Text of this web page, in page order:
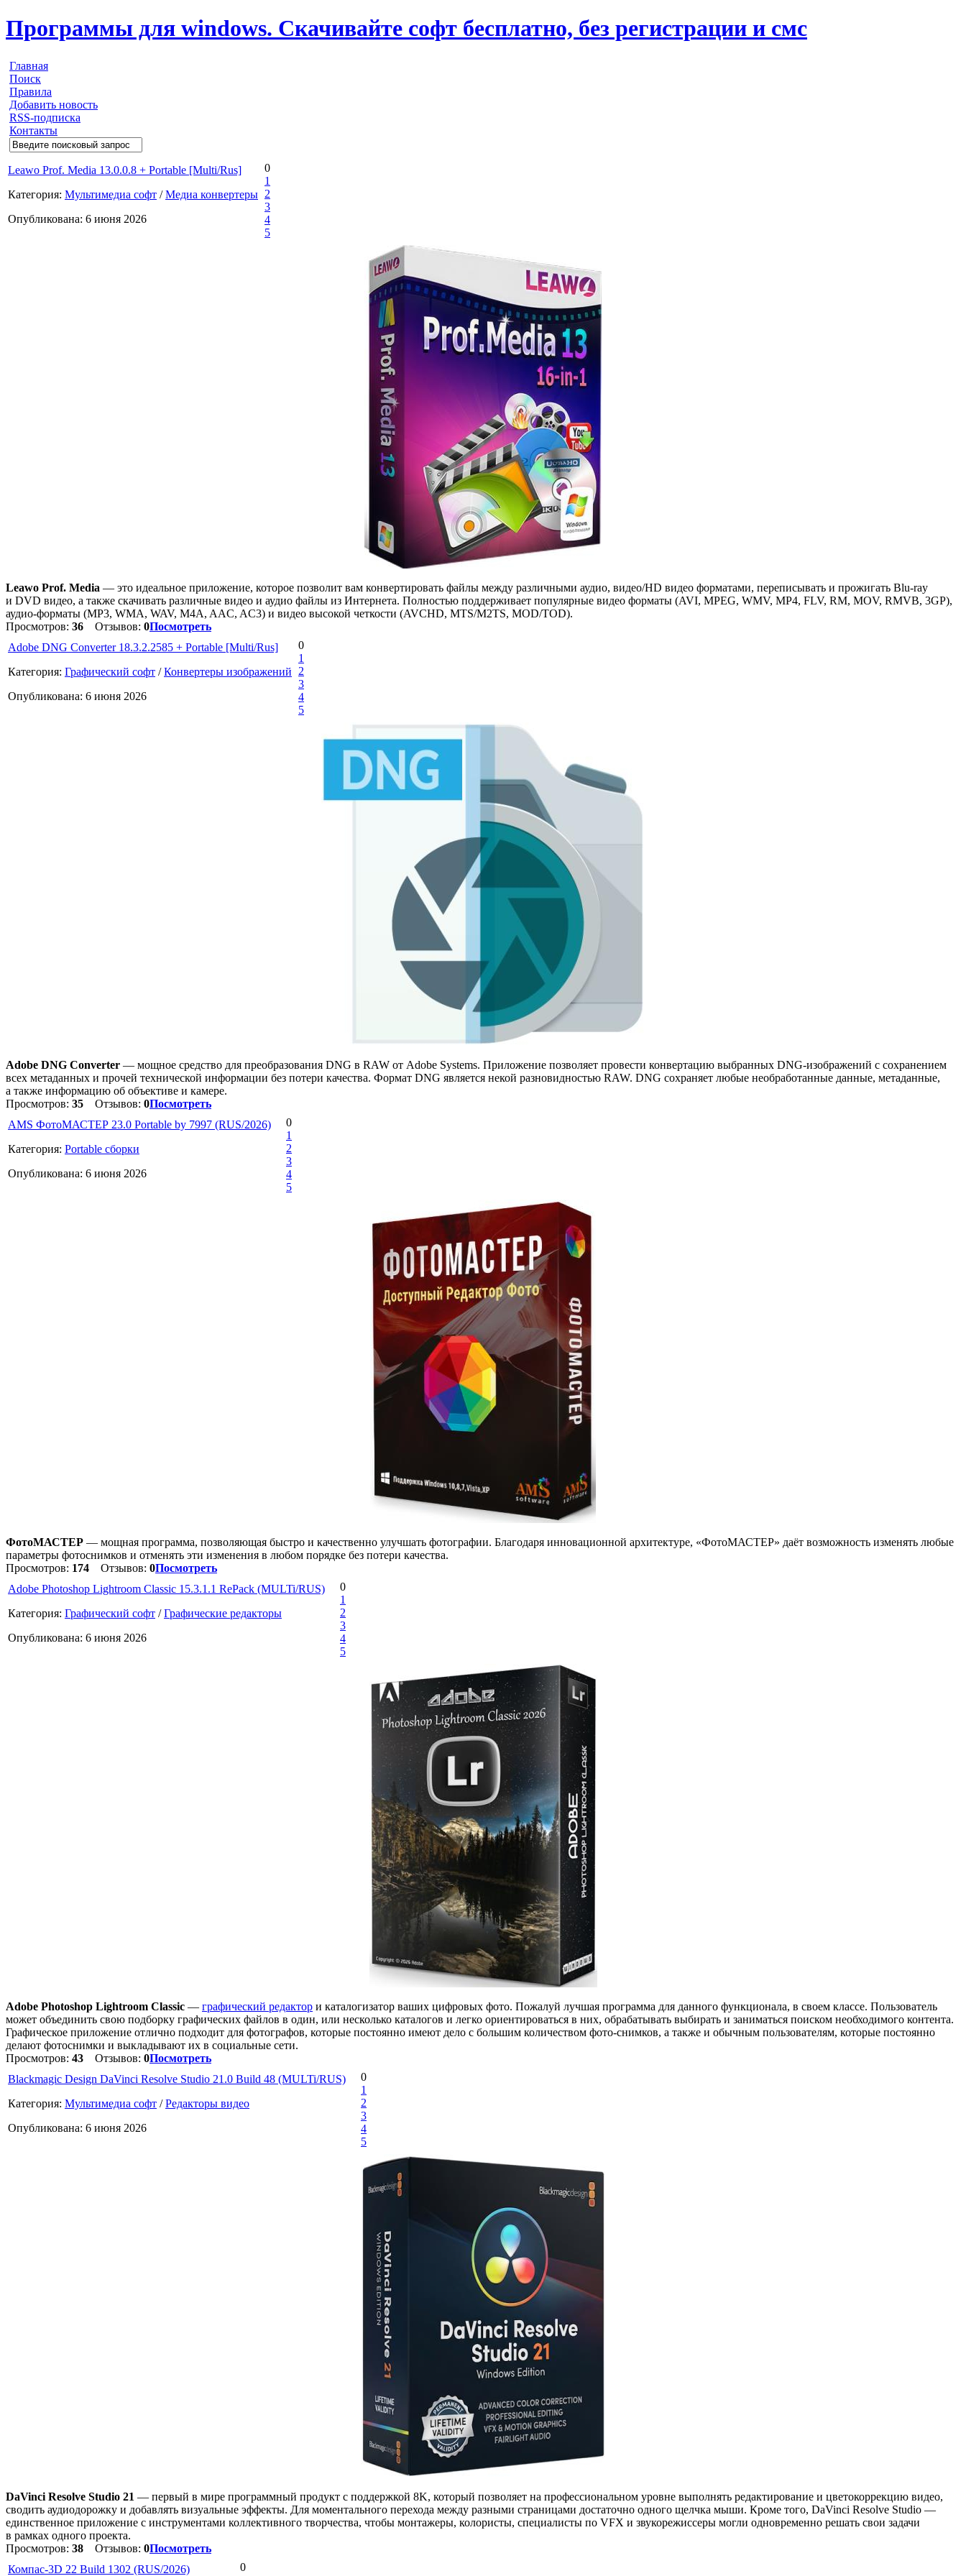
Программы для windows. Скачивайте софт бесплатно, без регистрации и смс
Главная
Поиск
Правила
Добавить новость
RSS-подписка
Контакты
Leawo Prof. Media 13.0.0.8 + Portable [Multi/Rus]
Категория: Мультимедиа софт /Медиа конвертеры
Опубликована: 6 июня 2026
0
1
2
3
4
5
Leawo Prof. Media — это идеальное приложение, которое позволит вам конвертировать файлы между различными аудио, видео/HD видео форматами, переписывать и прожигать Blu-ray
и DVD видео, а также скачивать различные видео и аудио файлы из Интернета. Полностью поддерживает популярные видео форматы (AVI, MPEG, WMV, MP4, FLV, RM, MOV, RMVB, 3GP),
аудио-форматы (MP3, WMA, WAV, M4A, AAC, AC3) и видео высокой четкости (AVCHD, MTS/M2TS, MOD/TOD).
Просмотров: 36 Отзывов: 0Посмотреть
Adobe DNG Converter 18.3.2.2585 + Portable [Multi/Rus]
Категория: Графический софт /Конвертеры изображений
Опубликована: 6 июня 2026
0
1
2
3
4
5
Adobe DNG Converter — мощное средство для преобразования DNG в RAW от Adobe Systems. Приложение позволяет провести конвертацию выбранных DNG-изображений с сохранением
всех метаданных и прочей технической информации без потери качества. Формат DNG является некой разновидностью RAW. DNG сохраняет любые необработанные данные, метаданные,
а также информацию об объективе и камере.
Просмотров: 35 Отзывов: 0Посмотреть
AMS ФотоМАСТЕР 23.0 Portable by 7997 (RUS/2026)
Категория: Portable сборки
Опубликована: 6 июня 2026
0
1
2
3
4
5
ФотоМАСТЕР — мощная программа, позволяющая быстро и качественно улучшать фотографии. Благодаря инновационной архитектуре, «ФотоМАСТЕР» даёт возможность изменять любые
параметры фотоснимков и отменять эти изменения в любом порядке без потери качества.
Просмотров: 174 Отзывов: 0Посмотреть
Adobe Photoshop Lightroom Classic 15.3.1.1 RePack (MULTi/RUS)
Категория: Графический софт /Графические редакторы
Опубликована: 6 июня 2026
0
1
2
3
4
5
Adobe Photoshop Lightroom Classic — графический редактор и каталогизатор ваших цифровых фото. Пожалуй лучшая программа для данного функционала, в своем классе. Пользователь
может объединить свою подборку графических файлов в один, или несколько каталогов и легко ориентироваться в них, обрабатывать выбирать и заниматься поиском необходимого контента.
Графическое приложение отлично подходит для фотографов, которые постоянно имеют дело с большим количеством фото-снимков, а также и обычным пользователям, которые постоянно
делают фотоснимки и выкладывают их в социальные сети.
Просмотров: 43 Отзывов: 0Посмотреть
Blackmagic Design DaVinci Resolve Studio 21.0 Build 48 (MULTi/RUS)
Категория: Мультимедиа софт /Редакторы видео
Опубликована: 6 июня 2026
0
1
2
3
4
5
DaVinci Resolve Studio 21 — первый в мире программный продукт с поддержкой 8K, который позволяет на профессиональном уровне выполнять редактирование и цветокоррекцию видео,
сводить аудиодорожку и добавлять визуальные эффекты. Для моментального перехода между разными страницами достаточно одного щелчка мыши. Кроме того, DaVinci Resolve Studio —
единственное приложение с инструментами коллективного творчества, чтобы монтажеры, колористы, специалисты по VFX и звукорежиссеры могли одновременно решать свои задачи
в рамках одного проекта.
Просмотров: 38 Отзывов: 0Посмотреть
Компас-3D 22 Build 1302 (RUS/2026)
0